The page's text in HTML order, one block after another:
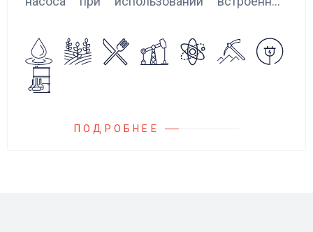
Блок управления Ареоматик совместим с
любыми насосами российских и
иностранных производителей.
ПОДРОБНЕЕ